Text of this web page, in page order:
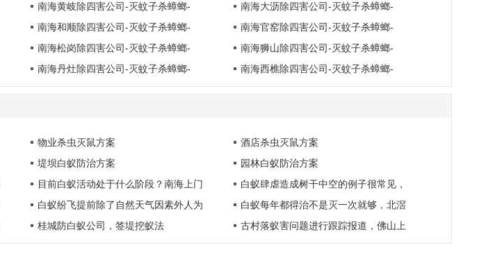
南海黄岐除四害公司-灭蚊子杀蟑螂-
南海大沥除四害公司-灭蚊子杀蟑螂-
南海和顺除四害公司-灭蚊子杀蟑螂-
南海官窑除四害公司-灭蚊子杀蟑螂-
南海松岗除四害公司-灭蚊子杀蟑螂-
南海狮山除四害公司-灭蚊子杀蟑螂-
南海丹灶除四害公司-灭蚊子杀蟑螂- 南海西樵除四害公司-灭蚊子杀蟑螂-
物业杀虫灭鼠方案
酒店杀虫灭鼠方案
堤坝白蚁防治方案
园林白蚁防治方案
目前白蚁活动处于什么阶段？南海上门
白蚁肆虐造成树干中空的例子很常见，
白蚁纷飞提前除了自然天气因素外人为
白蚁每年都得治不是灭一次就够，北滘
桂城防白蚁公司，签堤挖蚁法 古村落蚁害问题进行跟踪报道，佛山上